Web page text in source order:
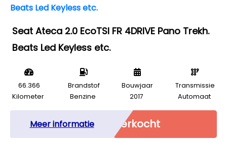
Seat Ateca 2.0 EcoTSI FR 4DRIVE Pano Trekh.
Beats Led Keyless etc.
66.366
Kilometer
Brandstof
Benzine
Bouwjaar
2017
Transmissie
Automaat
Meer informatie Verkocht